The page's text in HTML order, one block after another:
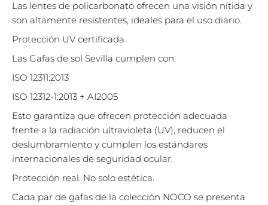
Las lentes de policarbonato ofrecen una visión nítida y
son altamente resistentes, ideales para el uso diario.
Protección UV certificada
Las Gafas de sol Sevilla cumplen con:
ISO 12311:2013
ISO 12312-1:2013 + AI2005
Esto garantiza que ofrecen protección adecuada
frente a la radiación ultravioleta (UV), reducen el
deslumbramiento y cumplen los estándares
internacionales de seguridad ocular.
Protección real. No solo estética.
Cada par de gafas de la colección NOCO se presenta